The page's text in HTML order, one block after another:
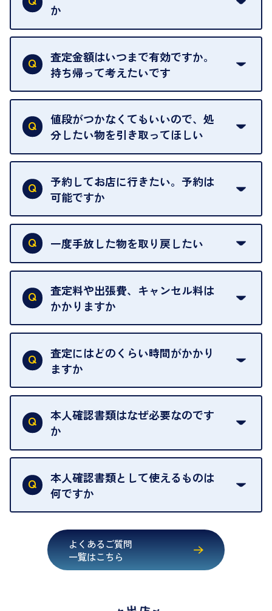
ご指定の場所にお伺いします。
か
はい。全店舗一律です。
ただし、中古市場は日々変動するため、査定した日
によって査定額が変わることはございます。
査定金額はいつまで有効ですか。
持ち帰って考えたいです
査定額は当日限り有効です。
中古市場が日々変動するため、翌日には査定額が変
わることがございます。
値段がつかなくてもいいので、処
分したい物を引き取ってほしい
再販不可能な物は、場合によってはお断りすること
がございます。ご了承ください。
予約してお店に行きたい。予約は
可能ですか
申し訳ありませんが、現在はご来店の予約は承って
おりません。
を整えておりますので、お好きな時にお越しくださ
い。
お急ぎの場合はスタッフに一言お声がけください。
可能な限り、迅速に対応させていただきます。
一度手放した物を取り戻したい
当店は質店ではありませんので、買い取ったお品物
は基本的に販売へと回されます。買い戻しはできま
せんので、ご了承ください。
グオフが可能です。
契約破棄という形で、お品物をお戻しすることがで
きます。
売却当日を含む8日間のうちに、お気軽にお申し出
出張買取のお品物は、8日間保管しております。
査定料や出張費、キャンセル料は
かかりますか
一切いただいておりません。査定金額にご納得いた
だけない場合は、その場でお断りいただいても問題
ございません。お気軽にご相談ください。
査定にはどのくらい時間がかかり
ますか
お品物の内容や点数によって異なりますが、店頭買
取の場合は1点あたり数分程度が目安です。大量の
お品物の場合は、お時間をいただくことがございま
本人確認書類はなぜ必要なのです
か
買取店は古物営業法により、お客様のご本人確認を
行うことが義務付けられています。安心してお取引
いただくためにも、ご協力をお願いいたします。
本人確認書類として使えるものは
何ですか
・健康保険証確認書
・マイナンバーカード
・在留カード
よくあるご質問
一覧はこちら